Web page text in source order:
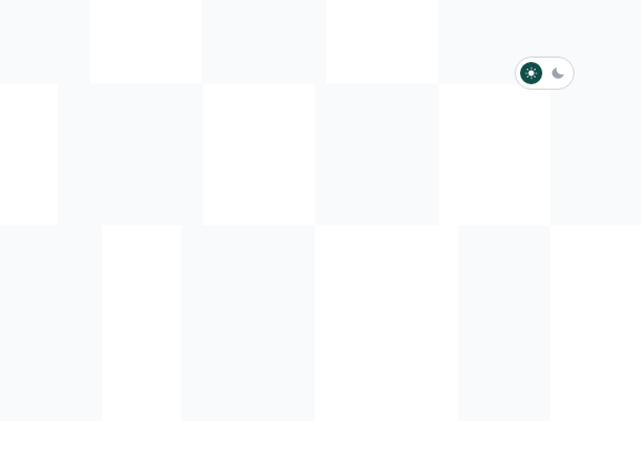
淺色模式
深色模式